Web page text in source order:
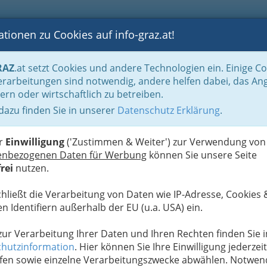
BLOGS FOTOS GASTRONOMIE BRANCHEN
zu Cookies auf info-graz.at!
.at setzt Cookies und andere Technologien ein. Einige
sind notwendig, andere helfen dabei, das
oder wirtschaftlich zu betreiben.
finden Sie in unserer Datenschutz Erklärung.
Einwilligung('Zustimmen & Weiter') zur Verwendung von
Daten für Werbung können Sie unsere Seite
nutzen.
die Verarbeitung von Daten wie IP-Adresse, Cookies
Identifiern außerhalb der EU (u.a. USA) ein.
Verarbeitung Ihrer Daten und Ihren Rechten finden Sie
. Hier können Sie Ihre Einwilligung jederzeit
sowie einzelne Verarbeitungszwecke abwählen.
& Abenteuer